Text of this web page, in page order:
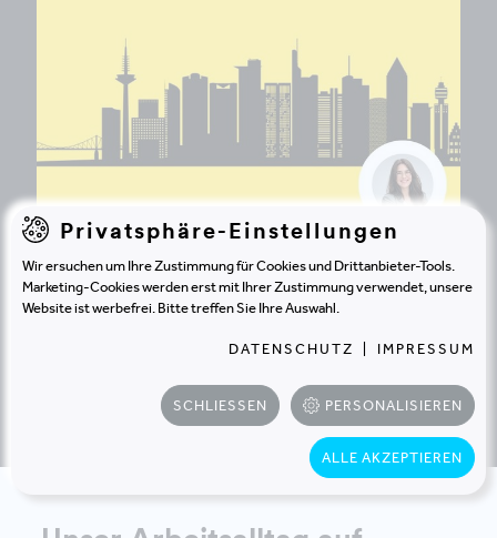
EVENT
20.8.2026 | FRANKFURT
Big & Growing Frankfurt Sommerfest
Privatsphäre-Einstellungen
Wir ersuchen um Ihre Zustimmung für Cookies und Drittanbieter-Tools.
Marketing-Cookies werden erst mit Ihrer Zustimmung verwendet, unsere
Website ist werbefrei. Bitte treffen Sie Ihre Auswahl.
DATENSCHUTZ IMPRESSUM
SCHLIESSEN PERSONALISIEREN
ALLE AKZEPTIEREN